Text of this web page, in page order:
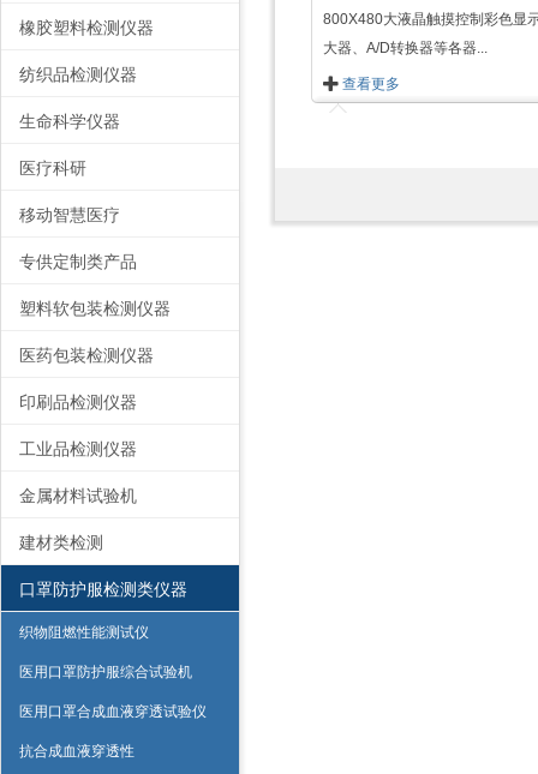
橡胶塑料检测仪器
纺织品检测仪器
生命科学仪器
医疗科研
移动智慧医疗
专供定制类产品
塑料软包装检测仪器
医药包装检测仪器
印刷品检测仪器
工业品检测仪器
金属材料试验机
建材类检测
口罩防护服检测类仪器
织物阻燃性能测试仪
医用口罩防护服综合试验机
医用口罩合成血液穿透试验仪
抗合成血液穿透性
800X480大液晶触摸控制彩色显
大器、A/D转换器等各器...
查看更多